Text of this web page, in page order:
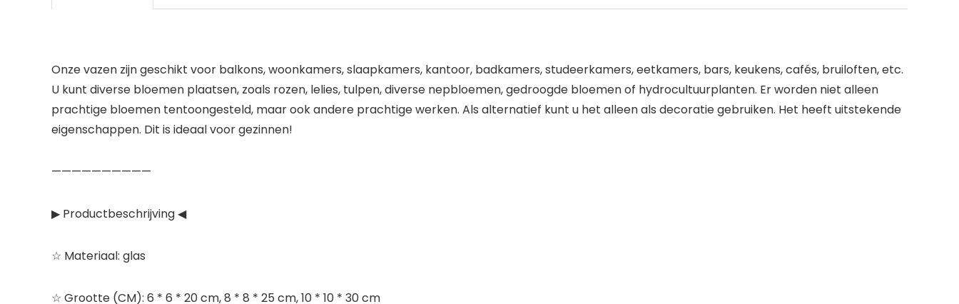
Onze vazen ​​zijn geschikt voor balkons, woonkamers, slaapkamers, kantoor, badkamers, studeerkamers, eetkamers, bars, keukens, cafés, bruiloften, etc.
U kunt diverse bloemen plaatsen, zoals rozen, lelies, tulpen, diverse nepbloemen, gedroogde bloemen of hydrocultuurplanten. Er worden niet alleen
prachtige bloemen tentoongesteld, maar ook andere prachtige werken. Als alternatief kunt u het alleen als decoratie gebruiken. Het heeft uitstekende
eigenschappen. Dit is ideaal voor gezinnen!
——————————
▶ Productbeschrijving ◀
☆ Materiaal: glas
☆ Grootte (CM): 6 * 6 * 20 cm, 8 * 8 * 25 cm, 10 * 10 * 30 cm